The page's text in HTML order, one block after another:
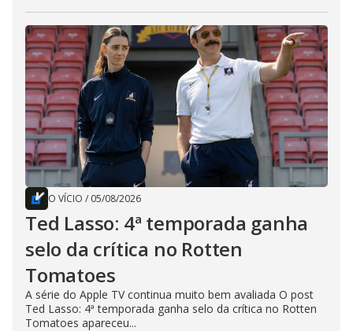
O VÍCIO / 05/08/2026
Ted Lasso: 4ª temporada ganha
selo da crítica no Rotten
Tomatoes
A série do Apple TV continua muito bem avaliada O post
Ted Lasso: 4ª temporada ganha selo da crítica no Rotten
Tomatoes apareceu...